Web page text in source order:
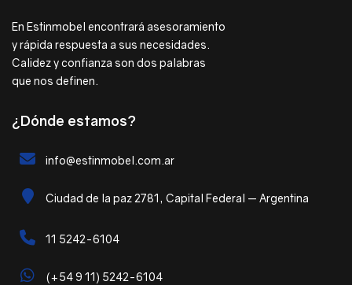
En Estinmobel encontrará asesoramiento
y rápida respuesta a sus necesidades.
Calidez y confianza son dos palabras
que nos definen.
¿Dónde estamos?
info@estinmobel.com.ar
Ciudad de la paz 2781, Capital Federal — Argentina
11 5242-6104
(+54 9 11) 5242-6104